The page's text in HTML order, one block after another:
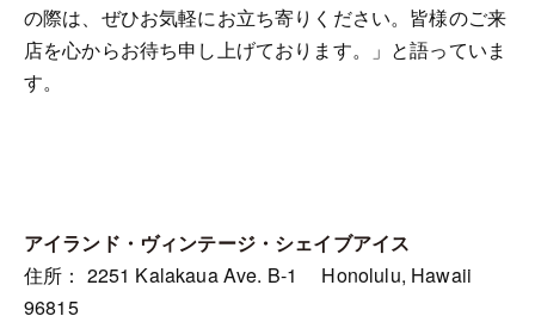
の際は、ぜひお気軽にお立ち寄りください。皆様のご来
店を心からお待ち申し上げております。」と語っていま
す。
アイランド・ヴィンテージ・シェイブアイス
住所： 2251 Kalakaua Ave. B-1 Honolulu, Hawaii
96815